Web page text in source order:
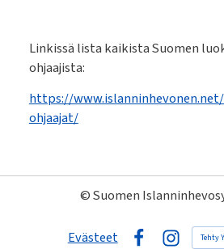
Linkissä lista kaikista Suomen
ohjaajista:
https://
ohjaajat/
©Suomen
Evästeet
Tehty